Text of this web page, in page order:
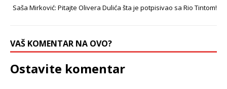
Saša Mirković: Pitajte Olivera Dulića šta je potpisivao sa Rio Tintom!
VAŠ KOMENTAR NA OVO?
Ostavite komentar